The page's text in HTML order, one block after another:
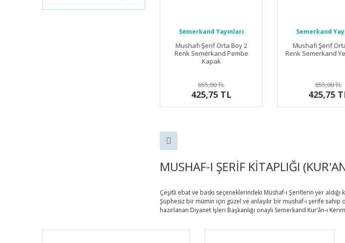
Semerkand Yayınları
Mushafı Şerif Orta Boy 2
Renk Semerkand Pembe
Kapak
655,00 TL
425,75 TL
Semerkand
Mushafı Şerif
Renk Semerkand
655,00 TL
425,75
MUSHAF-I ŞERİF KİTAPLIĞI
Çeşitli ebat ve baskı seçeneklerindeki Mushaf-ı Şeriflerin yer
Şüphesiz bir mümin için güzel ve anlaşılır bir mushaf-ı şerife
hazırlanan Diyanet İşleri Başkanlığı onaylı Semerkand Kur’ân-ı